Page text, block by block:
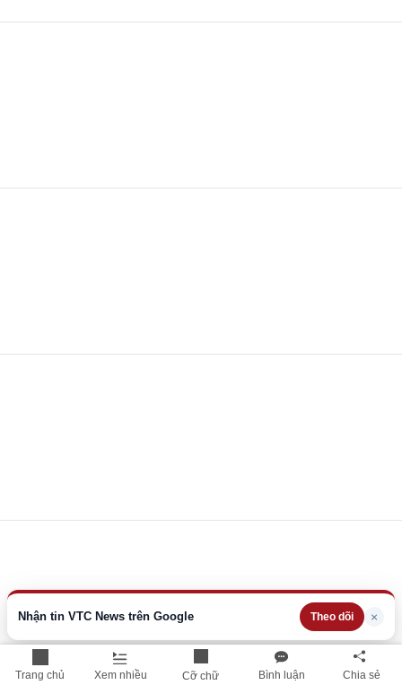
Trang chủ Xem nhiều Cỡ chữ Bình luận Chia sẻ
Nhận tin VTC News trên Google Theo dõi ×